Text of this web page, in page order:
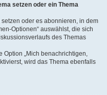
setzen oder ein Thema
oder es abonnieren, in dem
Optionen“ auswählst, die sich
des Themas
Option „Mich benachrichtigen,
wird das Thema ebenfalls